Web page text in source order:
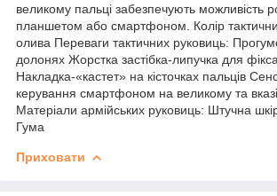
великому пальці забезпечують можливість
планшетом або смартфоном. Колір
олива Переваги тактичних руковиць:
долонях Жорстка застібка-липучка для
Накладка-«кастет» на кісточках пальців
керування смартфоном на великому та
Матеріали армійських руковиць: Штучна
Гума
Приховати